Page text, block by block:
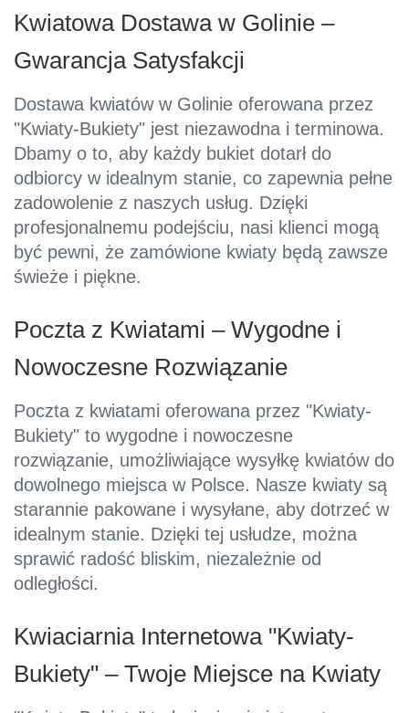
Kwiatowa Dostawa w Golinie –
Gwarancja Satysfakcji
Dostawa kwiatów w Golinie oferowana przez
"Kwiaty-Bukiety" jest niezawodna i terminowa.
Dbamy o to, aby każdy bukiet dotarł do
odbiorcy w idealnym stanie, co zapewnia pełne
zadowolenie z naszych usług. Dzięki
profesjonalnemu podejściu, nasi klienci mogą
być pewni, że zamówione kwiaty będą zawsze
świeże i piękne.
Poczta z Kwiatami – Wygodne i
Nowoczesne Rozwiązanie
Poczta z kwiatami oferowana przez "Kwiaty-
Bukiety" to wygodne i nowoczesne
rozwiązanie, umożliwiające wysyłkę kwiatów do
dowolnego miejsca w Polsce. Nasze kwiaty są
starannie pakowane i wysyłane, aby dotrzeć w
idealnym stanie. Dzięki tej usłudze, można
sprawić radość bliskim, niezależnie od
odległości.
Kwiaciarnia Internetowa "Kwiaty-
Bukiety" – Twoje Miejsce na Kwiaty